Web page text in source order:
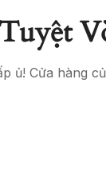
ủ! Cửa hàng